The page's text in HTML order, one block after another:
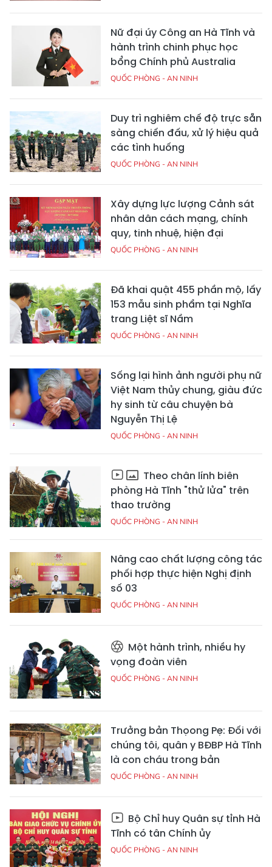
Nữ đại úy Công an Hà Tĩnh và
hành trình chinh phục học
bổng Chính phủ Australia
QUỐC PHÒNG - AN NINH
Duy trì nghiêm chế độ trực sẵn
sàng chiến đấu, xử lý hiệu quả
các tình huống
QUỐC PHÒNG - AN NINH
Xây dựng lực lượng Cảnh sát
nhân dân cách mạng, chính
quy, tinh nhuệ, hiện đại
QUỐC PHÒNG - AN NINH
Đã khai quật 455 phần mộ, lấy
153 mẫu sinh phẩm tại Nghĩa
trang Liệt sĩ Nầm
QUỐC PHÒNG - AN NINH
Sống lại hình ảnh người phụ nữ
Việt Nam thủy chung, giàu đức
hy sinh từ câu chuyện bà
Nguyễn Thị Lệ
QUỐC PHÒNG - AN NINH
Theo chân lính biên
phòng Hà Tĩnh "thử lửa" trên
thao trường
QUỐC PHÒNG - AN NINH
Nâng cao chất lượng công tác
phối hợp thực hiện Nghị định
số 03
QUỐC PHÒNG - AN NINH
Một hành trình, nhiều hy
vọng đoàn viên
QUỐC PHÒNG - AN NINH
Trưởng bản Thọong Pẹ: Đối với
chúng tôi, quân y BĐBP Hà Tĩnh
là con cháu trong bản
QUỐC PHÒNG - AN NINH
Bộ Chỉ huy Quân sự tỉnh Hà
Tĩnh có tân Chính ủy
QUỐC PHÒNG - AN NINH